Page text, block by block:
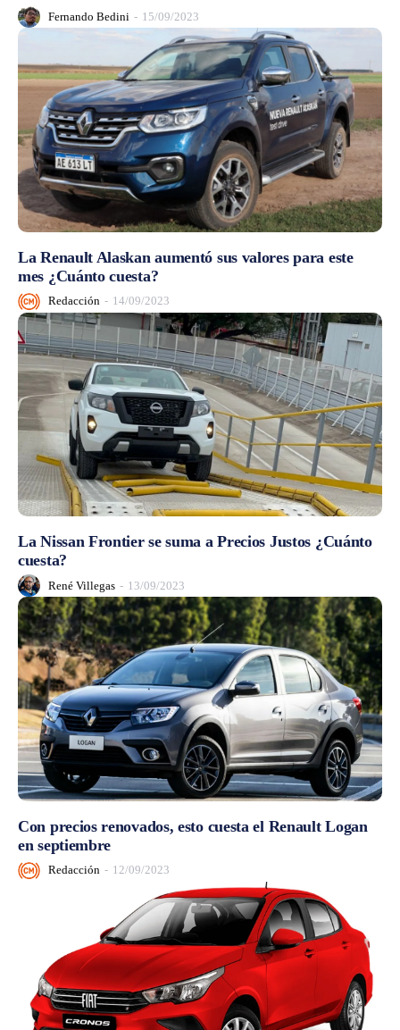
Fernando Bedini - 15/09/2023
La Renault Alaskan aumentó sus valores para este
mes ¿Cuánto cuesta?
Redacción - 14/09/2023
La Nissan Frontier se suma a Precios Justos ¿Cuánto
cuesta?
René Villegas - 13/09/2023
Con precios renovados, esto cuesta el Renault Logan
en septiembre
Redacción - 12/09/2023